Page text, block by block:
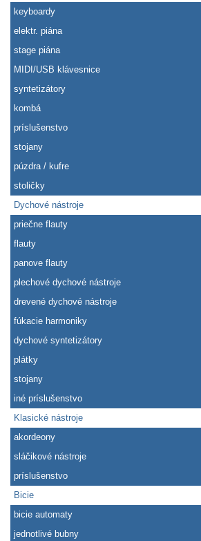
keyboardy
elektr. piána
stage piána
MIDI/USB klávesnice
syntetizátory
kombá
príslušenstvo
stojany
púzdra / kufre
stoličky
Dychové nástroje
priečne flauty
flauty
panove flauty
plechové dychové nástroje
drevené dychové nástroje
fúkacie harmoniky
dychové syntetizátory
plátky
stojany
iné príslušenstvo
Klasické nástroje
akordeony
sláčikové nástroje
príslušenstvo
Bicie
bicie automaty
jednotlivé bubny